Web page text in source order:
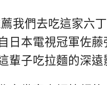
我們去吃這家六
日本電視冠軍佐
輩子吃拉麵的深